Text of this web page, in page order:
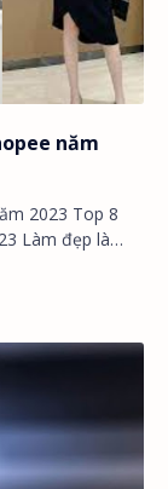
năm
2023 Top 8
Làm đẹp là